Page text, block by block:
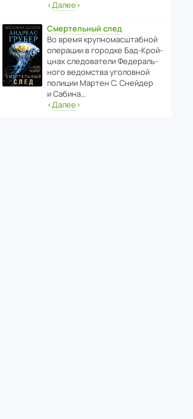
‹Далее›
Смертельный след
Во время круп­но­мас­ш­та­бной
операции в городке Бад‑Крой­
цнах следо­ва­тели Феде­раль­
ного ведомства уголо­вной
полиции Мартен С. Снейдер
и Сабина…
‹Далее›